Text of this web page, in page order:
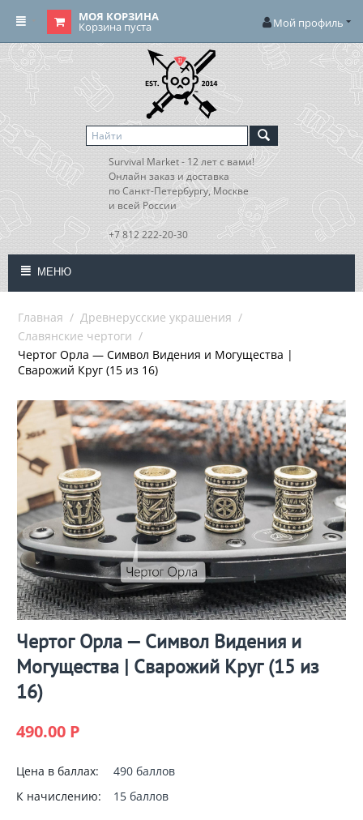
МОЯ КОРЗИНА
Корзина пуста Мой профиль
Survival Market - 12 лет с вами!
Онлайн заказ и доставка
по Санкт-Петербургу, Москве
и всей России
+7 812 222-20-30
МЕНЮ
Главная / Древнерусские украшения /
Славянские чертоги /
Чертог Орла — Символ Видения и Могущества |
Сварожий Круг (15 из 16)
Чертог Орла — Символ Видения и
Могущества | Сварожий Круг (15 из
16)
490.00 Р
Цена в баллах:
490 баллов
К начислению:
15 баллов